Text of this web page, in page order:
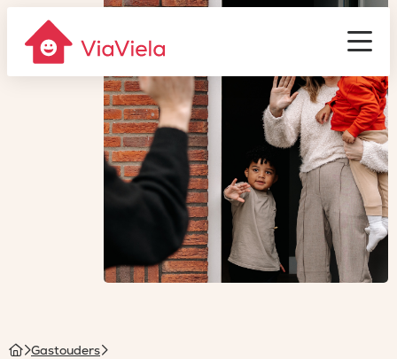
Gastouderbureau
ViaViela
Homepage
Gastouders